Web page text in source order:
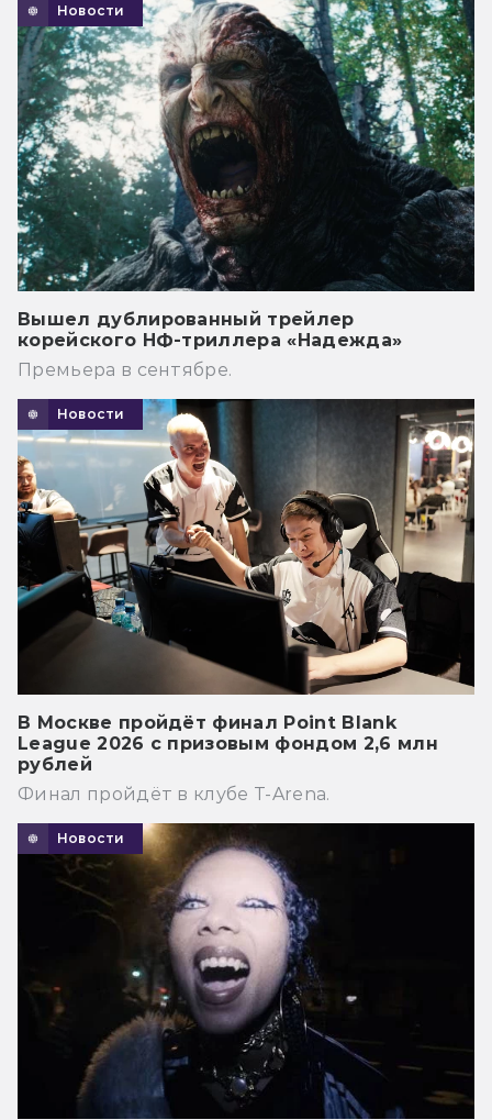
Новости
Вышел дублированный трейлер
корейского НФ-триллера «Надежда»
Премьера в сентябре.
Новости
В Москве пройдёт финал Point Blank
League 2026 с призовым фондом 2,6 млн
рублей
Финал пройдёт в клубе T-Arena.
Новости